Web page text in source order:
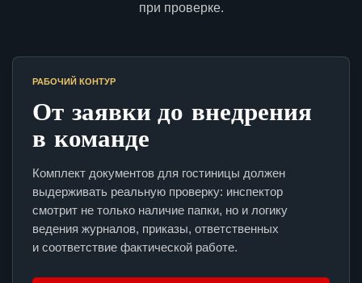
при проверке.
РАБОЧИЙ КОНТУР
От заявки до внедрения
в команде
Комплект документов для гостиницы должен
выдерживать реальную проверку: инспектор
смотрит не только наличие папки, но и логику
ведения журналов, приказы, ответственных
и соответствие фактической работе.